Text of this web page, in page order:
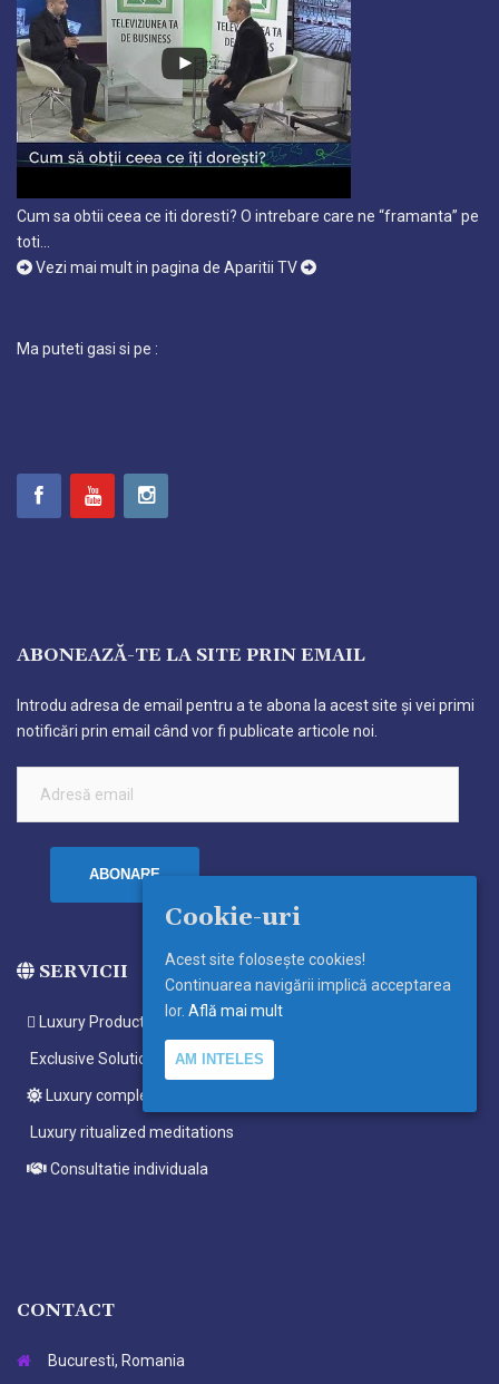
Cum sa obtii ceea ce iti doresti? O intrebare care ne “framanta” pe
toti…
Vezi mai mult in pagina de Aparitii TV
Ma puteti gasi si pe :
ABONEAZĂ-TE LA SITE PRIN EMAIL
Introdu adresa de email pentru a te abona la acest site și vei primi
notificări prin email când vor fi publicate articole noi.
ABONARE
SERVICII
Luxury Products
Exclusive Solutions
Luxury complete ritualized meditations
Luxury ritualized meditations
Consultatie individuala
CONTACT
Bucuresti, Romania
Cookie-uri
Acest site foloseşte cookies!
Continuarea navigării implică acceptarea
lor. Află mai mult
AM INTELES